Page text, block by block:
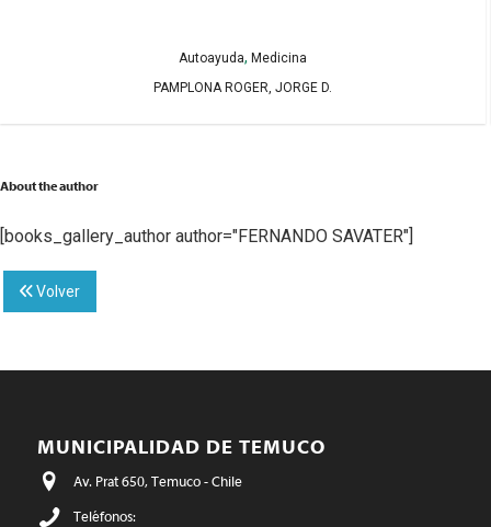
Autoayuda, Medicina
PAMPLONA ROGER, JORGE D.
About the author
[books_gallery_author author="FERNANDO SAVATER"]
Volver
MUNICIPALIDAD DE TEMUCO
Av. Prat 650, Temuco - Chile
Teléfonos: